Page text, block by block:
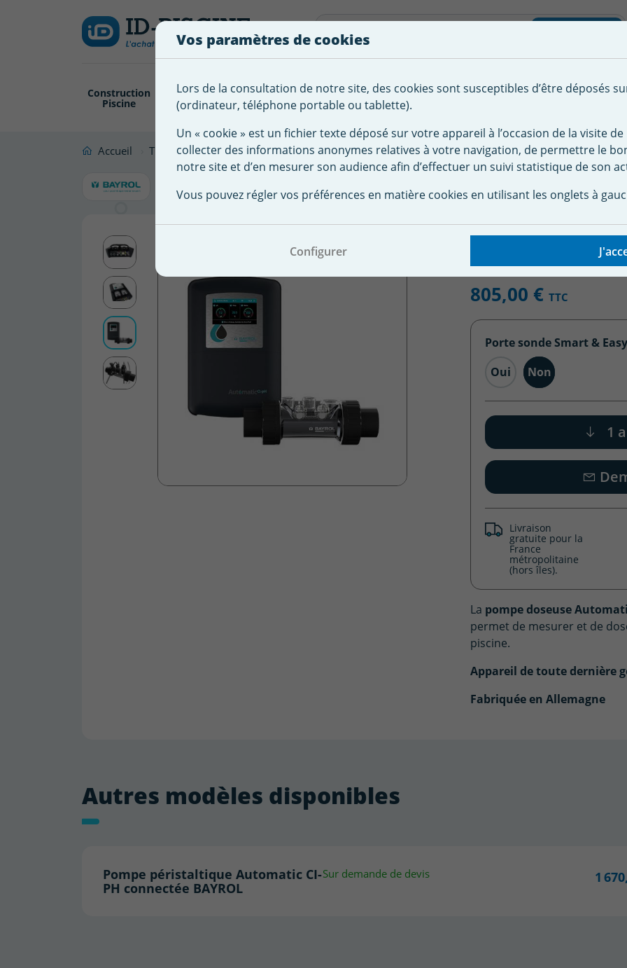
Construction
Piscine
Revêtement
Piscine
Pompe
Filtration
Traitement de
l'eau
Robot
Piscine
Chauffage & Couverture Autour de la
Accueil Traitement eau pour piscine Doseur & Régulateur automatiques Pompe doseuse pH
Pompe doseuse piscine
805,00 € TTC
Porte sonde Smart & Easy
Oui
Non
1
Livraison
gratuite pour la
France
métropolitaine
(hors îles).
La pompe doseuse
permet de mesurer et de
piscine.
Appareil de toute dernière
Fabriquée en Allemagne
Autres modèles disponibles
Pompe péristaltique Automatic CI-
PH connectée BAYROL
Sur demande de devis 1
Vos paramètres de cookies
Lors de la consultation de notre site, des cookies sont susceptibles d’être déposés
(ordinateur, téléphone portable ou tablette).
Un « cookie » est un fichier texte déposé sur votre appareil à l’occasion de la visite
collecter des informations anonymes relatives à votre navigation, de permettre le
notre site et d’en mesurer son audience afin d’effectuer un suivi statistique de son
Vous pouvez régler vos préférences en matière cookies en utilisant les onglets à
Configurer